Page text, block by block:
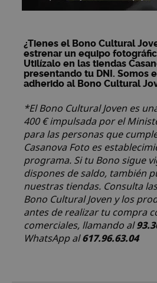
¿Tienes el Bono Cultural
estrenar un equipo
Utilízalo en las tiendas
presentando tu DNI. Somos
adherido al Bono Cultural
*El Bono Cultural Joven es
400 € impulsada por el
para las personas que
Casanova Foto es
programa. Si tu Bono sigue
dispones de saldo, también
nuestras tiendas. Consulta
Bono Cultural Joven y los
antes de realizar tu compra
comerciales, llamando al
WhatsApp al617.96.63.04